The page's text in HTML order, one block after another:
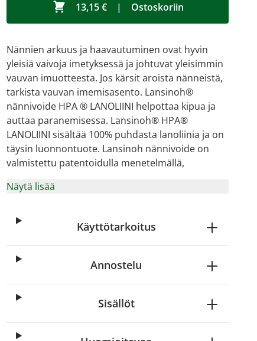
13,15 € | Ostoskoriin
Nännien arkuus ja haavautuminen ovat hyvin
yleisiä vaivoja imetyksessä ja johtuvat yleisimmin
vauvan imuotteesta. Jos kärsit aroista nänneistä,
tarkista vauvan imemisasento. Lansinoh®
nännivoide HPA ® LANOLIINI helpottaa kipua ja
auttaa paranemisessa. Lansinoh® HPA®
LANOLIINI sisältää 100% puhdasta lanoliinia ja on
täysin luonnontuote. Lansinoh nännivoide on
valmistettu patentoidulla menetelmällä,
Näytä lisää
Käyttötarkoitus
Annostelu
Sisällöt